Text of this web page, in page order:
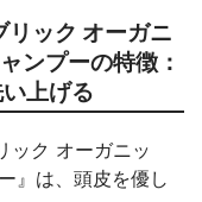
リック オーガニ
ンプーの特徴：
上げる
ック オーガニッ
』は、頭皮を優し